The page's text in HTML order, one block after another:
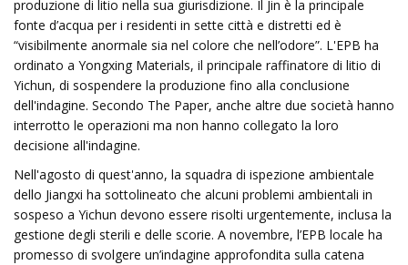
produzione di litio nella sua giurisdizione. Il Jin è la principale
fonte d’acqua per i residenti in sette città e distretti ed è
“visibilmente anormale sia nel colore che nell’odore”. L'EPB ha
ordinato a Yongxing Materials, il principale raffinatore di litio di
Yichun, di sospendere la produzione fino alla conclusione
dell'indagine. Secondo The Paper, anche altre due società hanno
interrotto le operazioni ma non hanno collegato la loro
decisione all'indagine.
Nell'agosto di quest'anno, la squadra di ispezione ambientale
dello Jiangxi ha sottolineato che alcuni problemi ambientali in
sospeso a Yichun devono essere risolti urgentemente, inclusa la
gestione degli sterili e delle scorie. A novembre, l’EPB locale ha
promesso di svolgere un’indagine approfondita sulla catena